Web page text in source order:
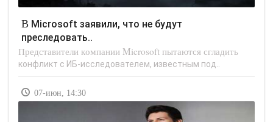
В Microsoft заявили, что не будут
преследовать..
Представители компании Microsoft пытаются сгладить
конфликт с ИБ-исследователем, известным под..
07-июн, 14:30